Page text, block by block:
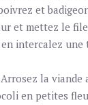
et
et mettez le
intercalez
la viande
en petites